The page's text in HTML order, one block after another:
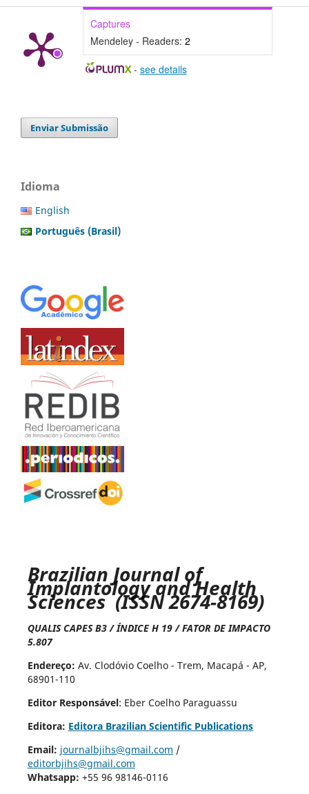
Captures
Mendeley - Readers: 2
- see details
Enviar Submissão
Idioma
English
Português (Brasil)
Brazilian Journal of
Implantology and Health
Sciences (ISSN 2674-8169)
QUALIS CAPES B3 / ÍNDICE H 19 / FATOR DE IMPACTO
5.807
Endereço: Av. Clodóvio Coelho - Trem, Macapá - AP,
68901-110
Editor Responsável: Eber Coelho Paraguassu
Editora: Editora Brazilian Scientific Publications
Email: journalbjihs@gmail.com /
editorbjihs@gmail.com
Whatsapp: +55 96 98146-0116